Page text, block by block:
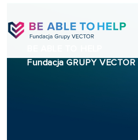
Fundacja GRUPY VECTOR